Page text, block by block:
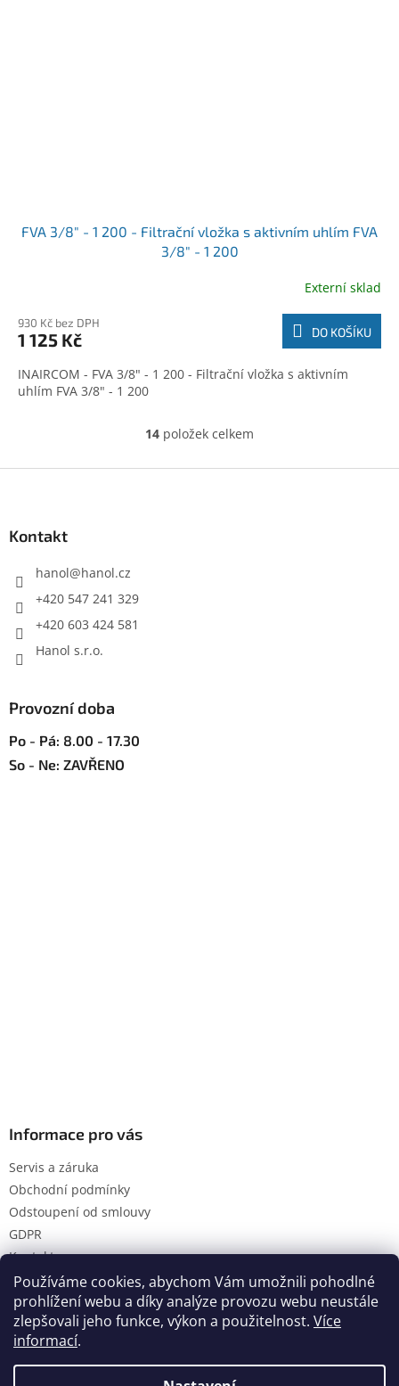
Používáme cookies, abychom Vám umožnili pohodlné
prohlížení webu a díky analýze provozu webu neustále
zlepšovali jeho funkce, výkon a použitelnost. Více
informací.
FVA 3/8" - 1 200 - Filtrační vložka s aktivním uhlím FVA
3/8" - 1 200
Externí sklad
930 Kč bez DPH
1 125 Kč DO KOŠÍKU
INAIRCOM - FVA 3/8" - 1 200 - Filtrační vložka s aktivním
uhlím FVA 3/8" - 1 200
O
l
14 položek celkem
Kontakt
hanol@hanol.cz
+420 547 241 329
+420 603 424 581
Hanol s.r.o.
Provozní doba
Po - Pá: 8.00 - 17.30
So - Ne: ZAVŘENO
Informace pro vás
Servis a záruka
Obchodní podmínky
Odstoupení od smlouvy
GDPR
Kontakty
Vytvořil Shoptet